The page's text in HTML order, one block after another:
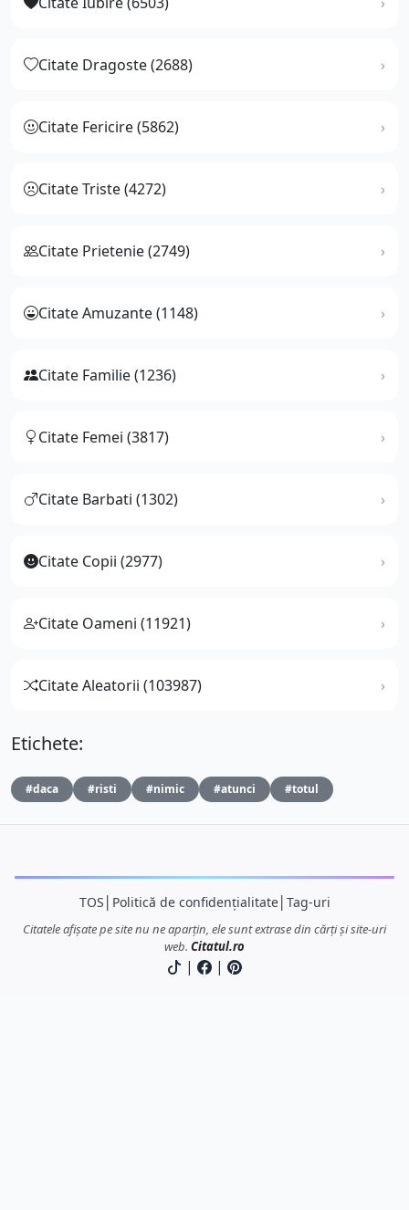
Citate Dragoste (2688)
Citate Fericire (5862)
Citate Triste (4272)
Citate Prietenie (2749)
Citate Amuzante (1148)
Citate Familie (1236)
Citate Femei (3817)
Citate Barbati (1302)
Citate Copii (2977)
Citate Oameni (11921)
Citate Aleatorii (103987)
Etichete:
#daca #risti #nimic #atunci #totul
TOS Politică de confidențialitate│ Tag-uri
Citatele afișate pe site nu ne aparțin, ele sunt extrase din cărți și site-uri
web. Citatul.ro
| |